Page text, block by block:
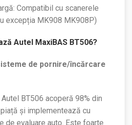
Compatibil cu scanerele
excepția MK908 MK908P)
Autel MaxiBAS BT506?
de pornire/încărcare
BT506 acoperă 98% din
și implementează cu
de evaluare auto. Este foarte